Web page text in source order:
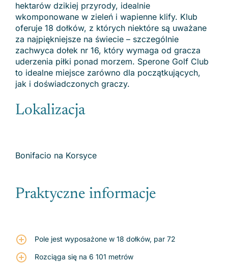
hektarów dzikiej przyrody, idealnie
wkomponowane w zieleń i wapienne klify. Klub
oferuje 18 dołków, z których niektóre są uważane
za najpiękniejsze na świecie – szczególnie
zachwyca dołek nr 16, który wymaga od gracza
uderzenia piłki ponad morzem. Sperone Golf Club
to idealne miejsce zarówno dla początkujących,
jak i doświadczonych graczy.
Lokalizacja
Bonifacio na Korsyce
Praktyczne informacje
Pole jest wyposażone w 18 dołków, par 72
Rozciąga się na 6 101 metrów